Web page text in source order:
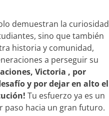
demuestran la curiosidad
sino que también
historia y comunidad,
a perseguir su
Victoria , por
y por dejar en alto el
Tu esfuerzo ya es un
paso hacia un gran futuro.